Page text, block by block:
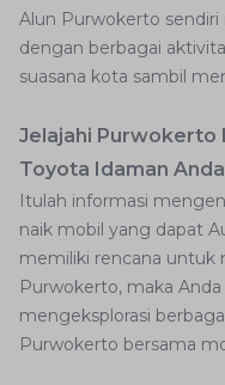
Alun Purwokerto
dengan berbagai
suasana kota sambil
Jelajahi Purwokerto
Toyota Idaman
Itulah informasi
naik mobil yang dapat
memiliki rencana untuk
Purwokerto, maka
mengeksplorasi
Purwokerto bersama